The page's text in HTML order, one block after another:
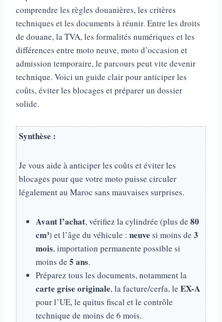
comprendre les règles douanières, les critères
techniques et les documents à réunir. Entre les droits
de douane, la TVA, les formalités numériques et les
différences entre moto neuve, moto d’occasion et
admission temporaire, le parcours peut vite devenir
technique. Voici un guide clair pour anticiper les
coûts, éviter les blocages et préparer un dossier
solide.
Synthèse :
Je vous aide à anticiper les coûts et éviter les
blocages pour que votre moto puisse circuler
légalement au Maroc sans mauvaises surprises.
Avant l’achat, vérifiez la cylindrée (plus de 80
cm³) et l’âge du véhicule : neuve si moins de 3
mois, importation permanente possible si
moins de 5 ans.
Préparez tous les documents, notamment la
carte grise originale, la facture/cerfa, le EX-A
pour l’UE, le quitus fiscal et le contrôle
technique de moins de 6 mois.